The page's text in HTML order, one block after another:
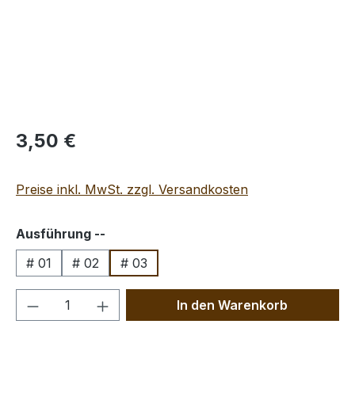
Regulärer Preis:
3,50 €
Preise inkl. MwSt. zzgl. Versandkosten
Ausführung --
# 01
# 02 # 03
Produkt Anzahl: Gib denIn den Warenkorb